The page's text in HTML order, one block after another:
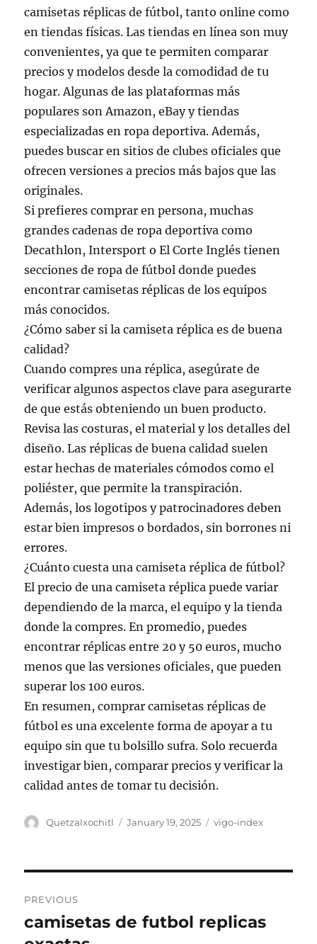
camisetas réplicas de fútbol, tanto online como
en tiendas físicas. Las tiendas en línea son muy
convenientes, ya que te permiten comparar
precios y modelos desde la comodidad de tu
hogar. Algunas de las plataformas más
populares son Amazon, eBay y tiendas
especializadas en ropa deportiva. Además,
puedes buscar en sitios de clubes oficiales que
ofrecen versiones a precios más bajos que las
originales.
Si prefieres comprar en persona, muchas
grandes cadenas de ropa deportiva como
Decathlon, Intersport o El Corte Inglés tienen
secciones de ropa de fútbol donde puedes
encontrar camisetas réplicas de los equipos
más conocidos.
¿Cómo saber si la camiseta réplica es de buena
calidad?
Cuando compres una réplica, asegúrate de
verificar algunos aspectos clave para asegurarte
de que estás obteniendo un buen producto.
Revisa las costuras, el material y los detalles del
diseño. Las réplicas de buena calidad suelen
estar hechas de materiales cómodos como el
poliéster, que permite la transpiración.
Además, los logotipos y patrocinadores deben
estar bien impresos o bordados, sin borrones ni
errores.
¿Cuánto cuesta una camiseta réplica de fútbol?
El precio de una camiseta réplica puede variar
dependiendo de la marca, el equipo y la tienda
donde la compres. En promedio, puedes
encontrar réplicas entre 20 y 50 euros, mucho
menos que las versiones oficiales, que pueden
superar los 100 euros.
En resumen, comprar camisetas réplicas de
fútbol es una excelente forma de apoyar a tu
equipo sin que tu bolsillo sufra. Solo recuerda
investigar bien, comparar precios y verificar la
calidad antes de tomar tu decisión.
Author
Quetzalxochitl
Posted
January 19, 2025 Categories
vigo-index
navigation
PREVIOUS
Previous
post:
camisetas de futbol replicas